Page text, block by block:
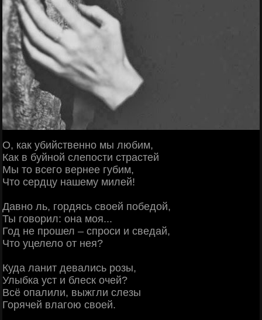
О, как убийственно мы любим,
Как в буйной слепости страстей
Мы то всего вернее губим,
Что сердцу нашему милей!
Давно ль, гордясь своей победой,
Ты говорил: она моя...
Год не прошел – спроси и сведай,
Что уцелело от нея?
Куда ланит девались розы,
Улыбка уст и блеск очей?
Всё опалили, выжгли слезы
Горячей влагою своей.